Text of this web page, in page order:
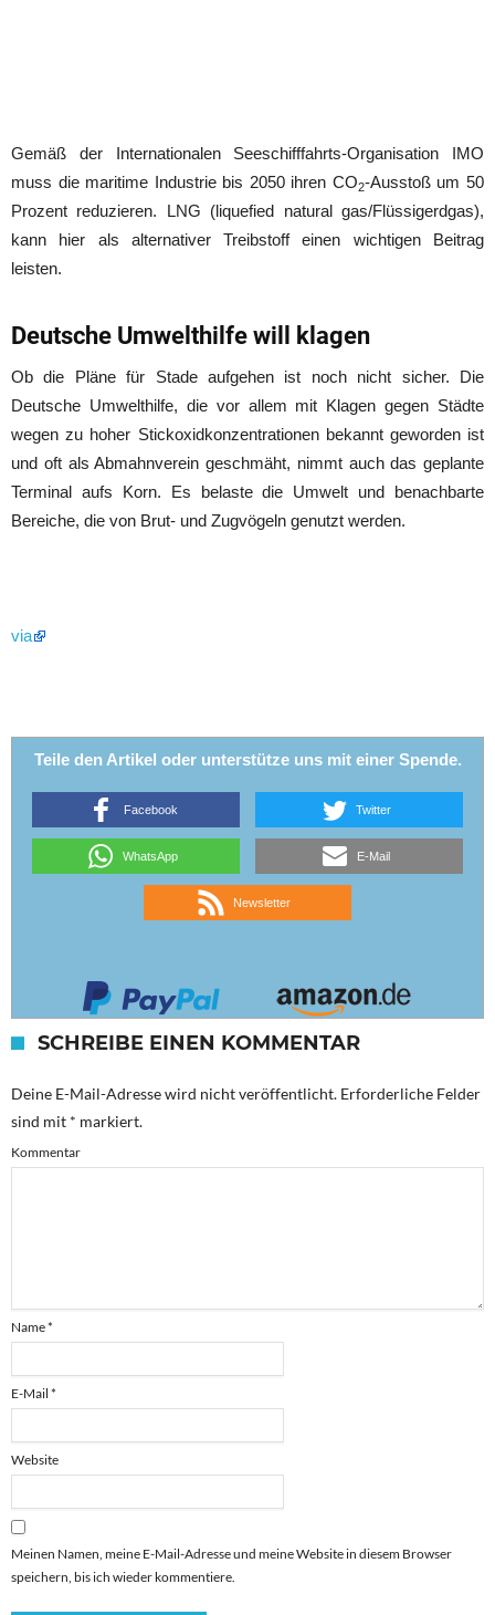
Gemäß der Internationalen Seeschifffahrts-Organisation IMO
muss die maritime Industrie bis 2050 ihren CO2-Ausstoß um 50
Prozent reduzieren. LNG (liquefied natural gas/Flüssigerdgas),
kann hier als alternativer Treibstoff einen wichtigen Beitrag
leisten.
Deutsche Umwelthilfe will klagen
Ob die Pläne für Stade aufgehen ist noch nicht sicher. Die
Deutsche Umwelthilfe, die vor allem mit Klagen gegen Städte
wegen zu hoher Stickoxidkonzentrationen bekannt geworden ist
und oft als Abmahnverein geschmäht, nimmt auch das geplante
Terminal aufs Korn. Es belaste die Umwelt und benachbarte
Bereiche, die von Brut- und Zugvögeln genutzt werden.
via
Teile den Artikel oder unterstütze uns mit einer Spende.
Facebook Twitter
WhatsApp E-Mail
Newsletter
SCHREIBE EINEN KOMMENTAR
Deine E-Mail-Adresse wird nicht veröffentlicht. Erforderliche Felder
sind mit * markiert.
Kommentar
Name*
E-Mail *
Website
Meinen Namen, meine E-Mail-Adresse und meine Website in diesem Browser
speichern, bis ich wieder kommentiere.